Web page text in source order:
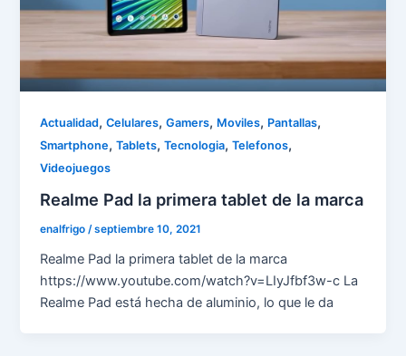
Actualidad,Celulares,Gamers, Moviles, Pantallas,
Smartphone,Tablets,Tecnologia,Telefonos,
Videojuegos
Realme Pad la primera tablet de la marca
enalfrigo/septiembre 10, 2021
Realme Pad la primera tablet de la marca
https://www.youtube.com/watch?v=LIyJfbf3w-c La
Realme Pad está hecha de aluminio, lo que le da